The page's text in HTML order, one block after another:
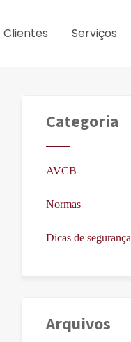
Clientes Serviços
Categoria
AVCB
Normas
Dicas de segurança
Arquivos